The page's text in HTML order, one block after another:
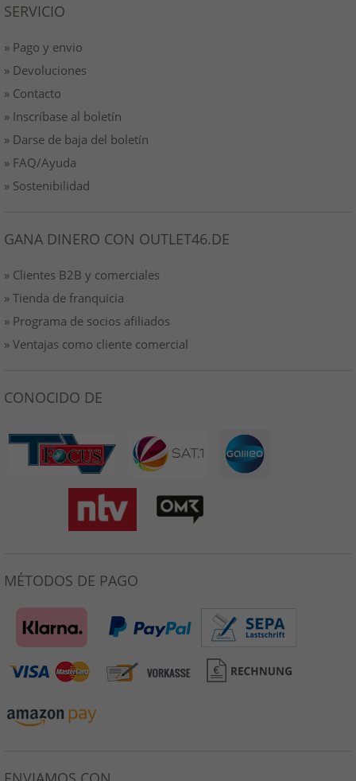
SERVICIO
» Pago y envio
» Devoluciones
» Contacto
» Inscríbase al boletín
» Darse de baja del boletín
» FAQ/Ayuda
» Sostenibilidad
GANA DINERO CON OUTLET46.DE
» Clientes B2B y comerciales
» Tienda de franquicia
» Programa de socios afiliados
» Ventajas como cliente comercial
CONOCIDO DE
MÉTODOS DE PAGO